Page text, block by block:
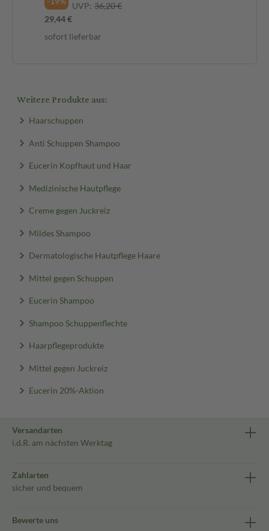
UVP: 36,20 €
29,44 €
sofort lieferbar
Weitere Produkte aus:
Haarschuppen
Anti Schuppen Shampoo
Eucerin Kopfhaut und Haar
Medizinische Hautpflege
Creme gegen Juckreiz
Mildes Shampoo
Dermatologische Hautpflege Haare
Mittel gegen Schuppen
Eucerin Shampoo
Shampoo Schuppenflechte
Haarpflegeprodukte
Mittel gegen Juckreiz
Eucerin 20%-Aktion
Versandarten
i.d.R. am nächsten Werktag
Zahlarten
sicher und bequem
Bewerte uns